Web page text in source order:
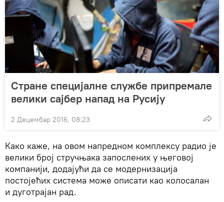
Стране специјалне службе припремале
велики сајбер напад на Русију
2 Децембар 2016, 08:23
Како каже, на овом напредном комплексу радио је
велики број стручњака запослених у његовој
компанији, додајући да се модернизација
постојећих система може описати као колосалан
и дуготрајан рад.